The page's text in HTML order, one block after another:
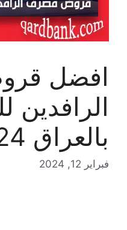
افضل
الرافدين
بالعراق 2024
فبراير 12, 2024